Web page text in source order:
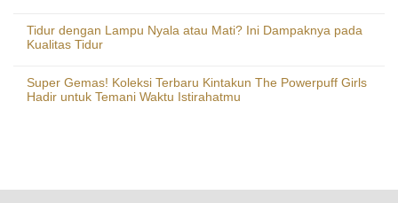
Tidur dengan Lampu Nyala atau Mati? Ini Dampaknya pada
Kualitas Tidur
Super Gemas! Koleksi Terbaru Kintakun The Powerpuff Girls
Hadir untuk Temani Waktu Istirahatmu